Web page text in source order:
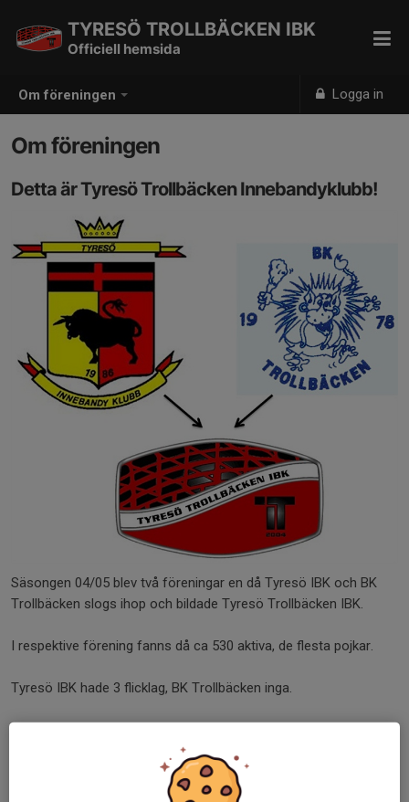
Om föreningen Logga in
TYRESÖ TROLLBÄCKEN IBK
Officiell hemsida
Om föreningen
Detta är Tyresö Trollbäcken Innebandyklubb!
Säsongen 04/05 blev två föreningar en då Tyresö IBK och BK
Trollbäcken slogs ihop och bildade Tyresö Trollbäcken IBK.
I respektive förening fanns då ca 530 aktiva, de flesta pojkar.
Tyresö IBK hade 3 flicklag, BK Trollbäcken inga.
flicksidan, och i den senaste säsongen, 15/16, har vi på
flicksidan haft verksamhet i följande åldrar; 06, 04, 03, 01 och 00
samt ett fortsatt lovande damjuniorlag, bestående av flickor